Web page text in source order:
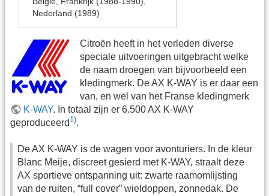
Nederland (1989)
Citroën heeft in het verleden diverse
speciale uitvoeringen uitgebracht welke
de naam droegen van bijvoorbeeld een
kledingmerk. De AX K-WAY is er daar een
van, en wel van het Franse kledingmerk
K-WAY. In totaal zijn er 6.500 AX K-WAY
geproduceerd 1).
De AX K-WAY is de wagen voor avonturiers. In de kleur
Blanc Meije, discreet gesierd met K-WAY, straalt deze
AX sportieve ontspanning uit: zwarte raamomlijsting
van de ruiten, “full cover” wieldoppen, zonnedak. De